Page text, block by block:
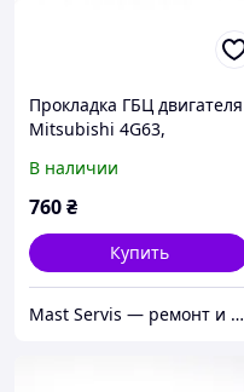
Прокладка ГБЦ двигателя
Mitsubishi 4G63,
AEF02154A0024A
В наличии
760₴
Купить
Mast Servis — ремонт и запчасти для погрузчиков